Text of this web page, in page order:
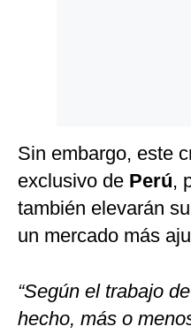
Sin embargo, este
exclusivo de Perú,
también elevarán
un mercado más
“Según el trabajo
hecho, más o